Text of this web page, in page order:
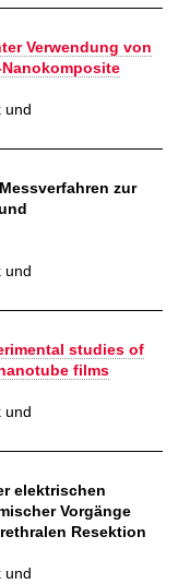
Verwendung von
und
zur
und
studies of
films
und
elektrischen
Vorgänge
Resektion
und